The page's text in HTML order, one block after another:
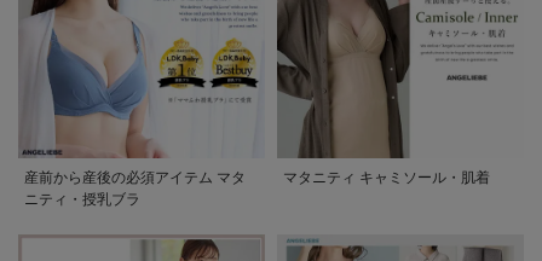
産前から産後の必須アイテム マタ
ニティ・授乳ブラ
マタニティ キャミソール・肌着